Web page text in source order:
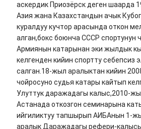
аскердик Приозёрск деген шаарда
Азия жана Казахстандын ачык
куралдуу кучтор арасында откон
алган,бокс боюнча СССР спортунун
Армиянын катарынан эки жылдык
келгенден кийин спортту себепсиз
салган.18-жыл аралыктан кийин
чойросуно судья катары кайтып
Улуттук даражадагы калыс,2010-
Астанада откозгон семинарына
ийгиликтуу тапшырып АИБАнын 1-
аралык Даражадагы рефери-